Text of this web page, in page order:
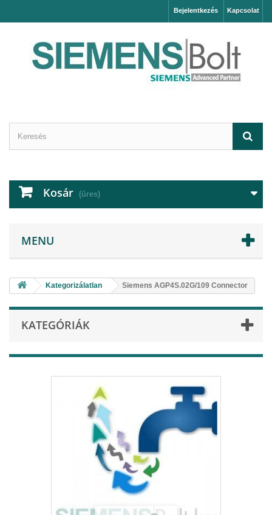
Kapcsolat
Bejelentkezés
Kosár (üres)
MENU
Kategorizálatlan Siemens AGP4S.02G/109 Connector
KATEGÓRIÁK